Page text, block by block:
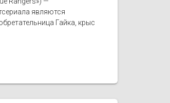
являются
Гайка, крыс